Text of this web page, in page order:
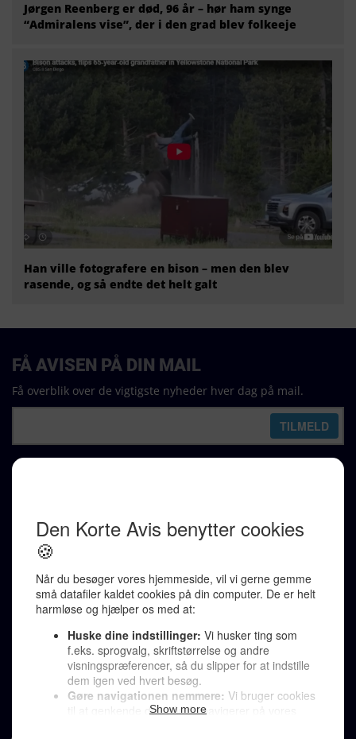
Jørgen Reenberg er død, 96 år – hør ham synge
“Admiralens vise”, der i den grad blev folkeeje
Han ville fotografere en bison – men den blev
rasende, og så endte det helt galt
Karen Jespersen
Redaktionen kontaktes via mail til
redaktion@denkorteavis.dk
Telefonsvarer 20 30 10 96
Von Ostensgade 22, 2791 Dragør
LINKS
Tidligere aviser >
Støt Den Korte Avis >
FÅ AVISEN PÅ DIN MAIL
Få overblik over de vigtigste nyheder hver dag på mail.